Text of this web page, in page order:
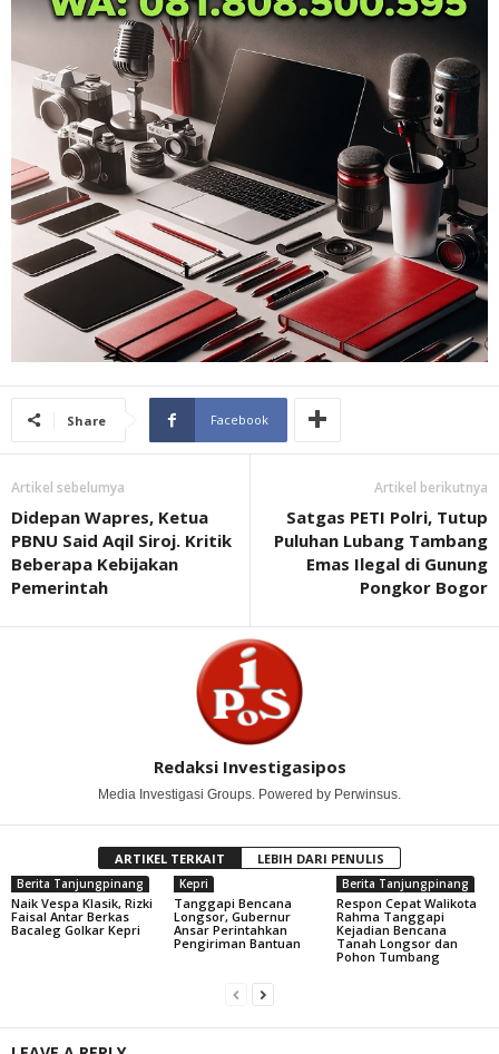
Share Facebook
Artikel sebelumya
Didepan Wapres, Ketua
PBNU Said Aqil Siroj. Kritik
Beberapa Kebijakan
Pemerintah
Artikel berikutnya
Satgas PETI Polri, Tutup
Puluhan Lubang Tambang
Emas Ilegal di Gunung
Pongkor Bogor
Redaksi Investigasipos
Media Investigasi Groups. Powered by Perwinsus.
ARTIKEL TERKAIT LEBIH DARI PENULIS
Berita Tanjungpinang
Naik Vespa Klasik, Rizki
Faisal Antar Berkas
Bacaleg Golkar Kepri
Kepri
Tanggapi Bencana
Longsor, Gubernur
Ansar Perintahkan
Pengiriman Bantuan
Berita Tanjungpinang
Respon Cepat Walikota
Rahma Tanggapi
Kejadian Bencana
Tanah Longsor dan
Pohon Tumbang